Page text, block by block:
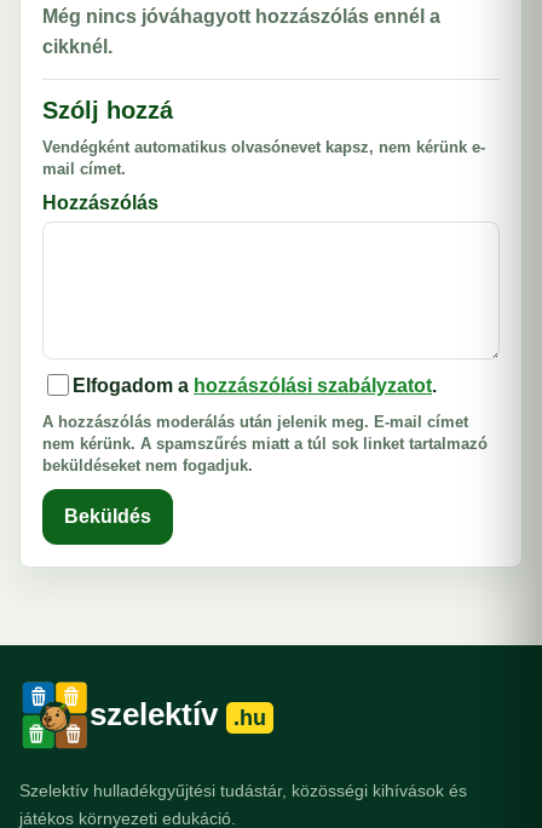
Még nincs jóváhagyott hozzászólás ennél a
cikknél.
Szólj hozzá
Vendégként automatikus olvasónevet kapsz, nem kérünk e-
mail címet.
Hozzászólás
Elfogadom a hozzászólási szabályzatot.
A hozzászólás moderálás után jelenik meg. E-mail címet
nem kérünk. A spamszűrés miatt a túl sok linket tartalmazó
beküldéseket nem fogadjuk.
Beküldés
szelektív .hu
Szelektív hulladékgyűjtési tudástár, közösségi kihívások és
játékos környezeti edukáció.